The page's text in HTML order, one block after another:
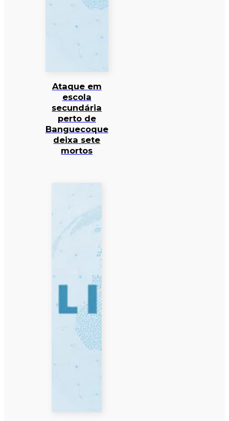
Ataque em
escola
secundária
perto de
Banguecoque
deixa sete
mortos